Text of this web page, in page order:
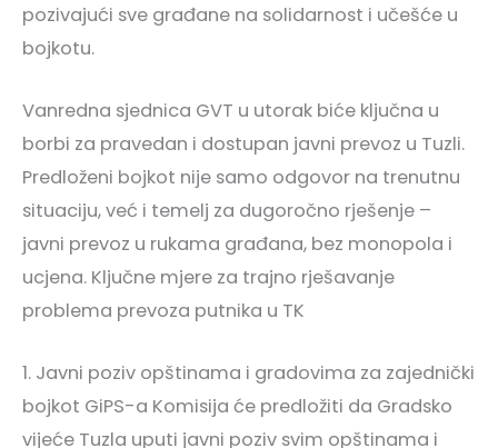
pozivajući sve građane na solidarnost i učešće u
bojkotu.
Vanredna sjednica GVT u utorak biće ključna u
borbi za pravedan i dostupan javni prevoz u Tuzli.
Predloženi bojkot nije samo odgovor na trenutnu
situaciju, već i temelj za dugoročno rješenje –
javni prevoz u rukama građana, bez monopola i
ucjena. Ključne mjere za trajno rješavanje
problema prevoza putnika u TK
1. Javni poziv opštinama i gradovima za zajednički
bojkot GiPS-a Komisija će predložiti da Gradsko
vijeće Tuzla uputi javni poziv svim opštinama i